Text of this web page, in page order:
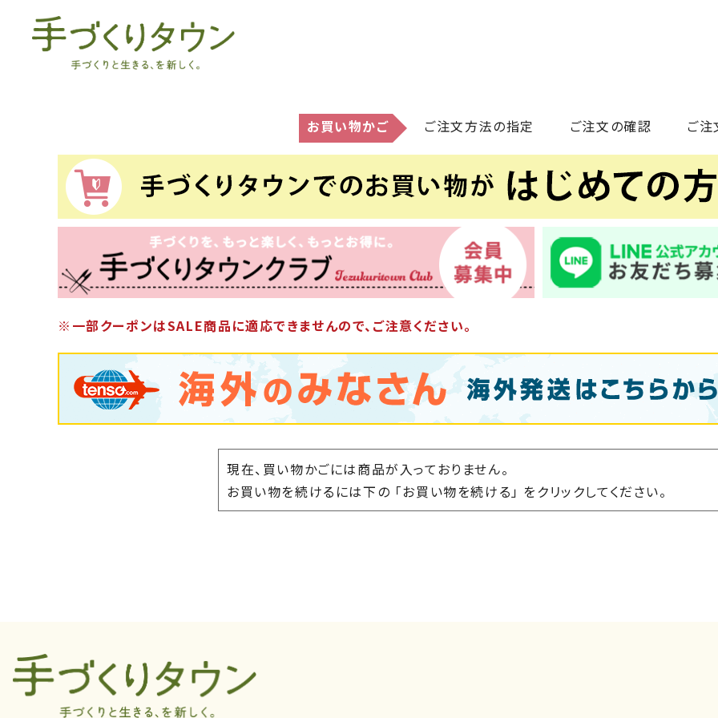
お買い物かご ご注文方法の指定 ご注文の確認 ご
※一部クーポンはSALE商品に適応できませんので、ご注意ください。
現在、買い物かごには商品が入っておりません。
お買い物を続けるには下の 「お買い物を続ける」 をクリックしてください。